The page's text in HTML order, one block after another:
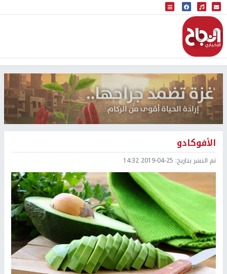
البث المباشر
إذاعة النجاح
الأفوكادو
تم النشر بتاريخ: 2019-04-25 14:32